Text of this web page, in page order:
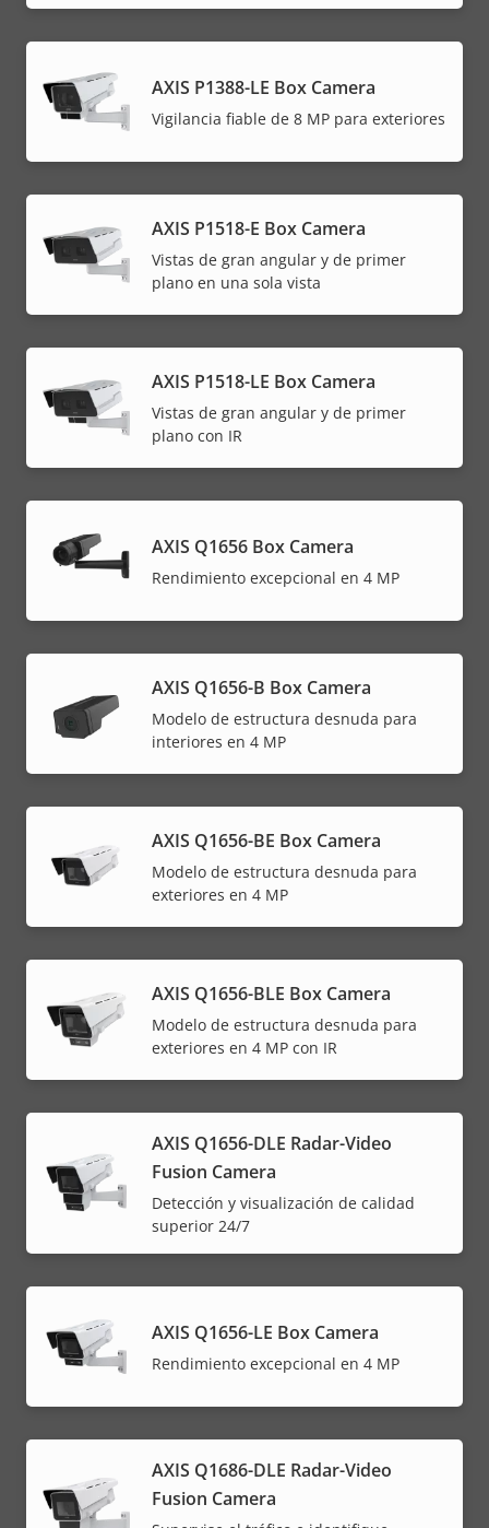
AXIS P1388-LE Box Camera
Vigilancia fiable de 8 MP para exteriores
AXIS P1518-E Box Camera
Vistas de gran angular y de primer
plano en una sola vista
AXIS P1518-LE Box Camera
Vistas de gran angular y de primer
plano con IR
AXIS Q1656 Box Camera
Rendimiento excepcional en 4 MP
AXIS Q1656-B Box Camera
Modelo de estructura desnuda para
interiores en 4 MP
AXIS Q1656-BE Box Camera
Modelo de estructura desnuda para
exteriores en 4 MP
AXIS Q1656-BLE Box Camera
Modelo de estructura desnuda para
exteriores en 4 MP con IR
AXIS Q1656-DLE Radar-Video
Fusion Camera
Detección y visualización de calidad
superior 24/7
AXIS Q1656-LE Box Camera
Rendimiento excepcional en 4 MP
AXIS Q1686-DLE Radar-Video
Fusion Camera